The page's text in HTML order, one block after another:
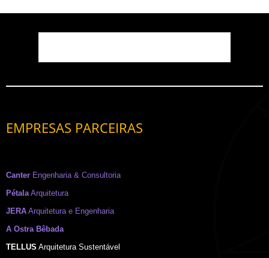
EMPRESAS PARCEIRAS
Canter Engenharia & Consultoria
PétalaArquitetura
JERA Arquitetura e Engenharia
A Ostra Bêbada
TELLUS Arquitetura Sustentável